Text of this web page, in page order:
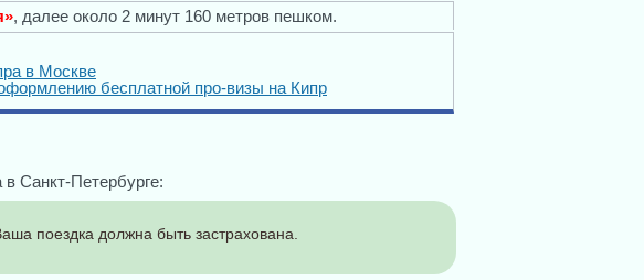
, далее около 2 минут 160 метров пешком.
в Москве
бесплатной про-визы на Кипр
в Санкт-Петербурге:
поездка должна быть застрахована.